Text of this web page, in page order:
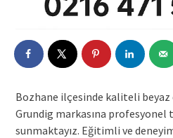
Bozhane ilçesinde kaliteli beyaz
Grundig markasına
sunmaktayız. Eğitimli ve